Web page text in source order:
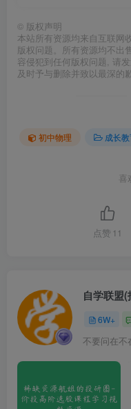
© 版权声明
本站所有资源均来自互联网
版权问题。所有资源均不出
容侵犯到任何版权问题, 请
及时予与删除并致以最深的歉
初中物理 成长
点赞 11
6W+
不要问在不